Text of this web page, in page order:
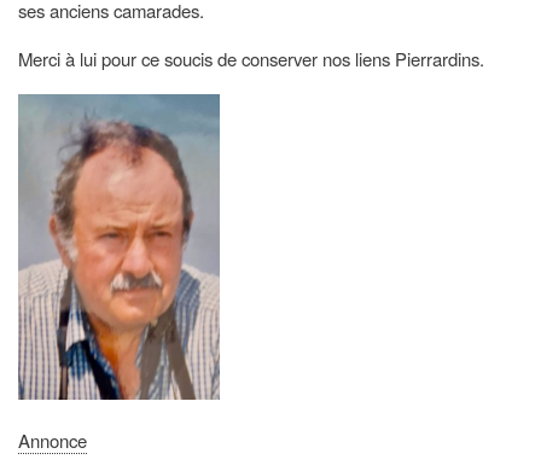
ses anciens camarades.
Merci à lui pour ce soucis de conserver nos liens Pierrardins.
Annonce